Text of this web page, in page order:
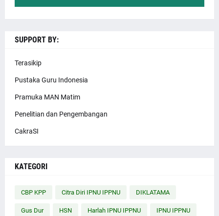
SUPPORT BY:
Terasikip
Pustaka Guru Indonesia
Pramuka MAN Matim
Penelitian dan Pengembangan
CakraSI
KATEGORI
CBP KPP Citra Diri IPNU IPPNU DIKLATAMA
Gus Dur HSN Harlah IPNU IPPNU IPNU IPPNU